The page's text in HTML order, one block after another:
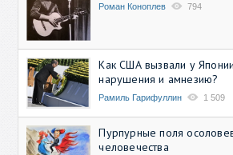
Роман Коноплев 794
Как США вызвали у
нарушения и амнезию?
Рамиль Гарифуллин 1 509
Пурпурные поля
человечества